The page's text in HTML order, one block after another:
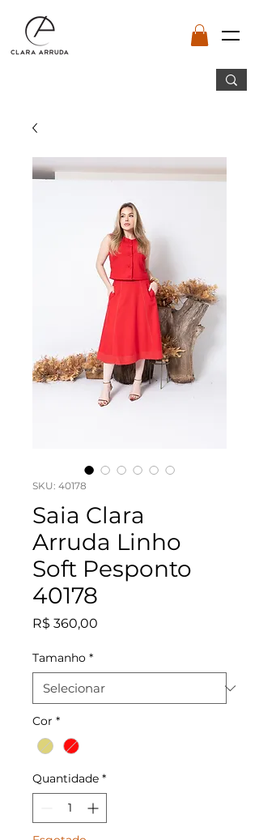
SKU: 40178
Saia Clara
Arruda Linho
Soft Pesponto
40178
R$ 360,00
Tamanho *
Cor *
Quantidade *